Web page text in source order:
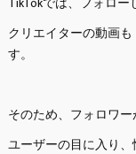
クリエイターの動画
す。
そのため、フォロワー
ユーザーの目に入り、